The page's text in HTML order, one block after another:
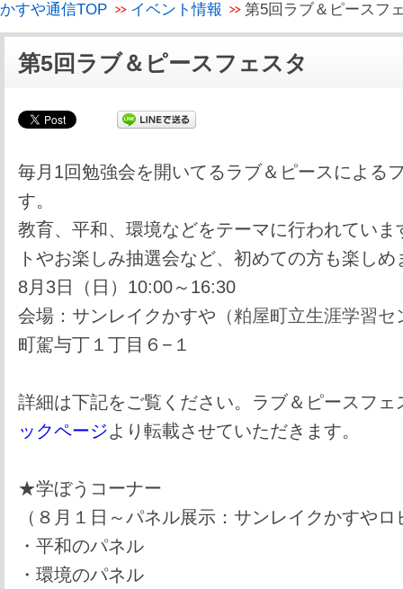
かすや通信TOP イベント情報 第5回ラブ＆ピースフ
第5回ラブ＆ピースフェスタ
毎月1回勉強会を開いてるラブ＆ピースによる
す。
教育、平和、環境などをテーマに行われていま
トやお楽しみ抽選会など、初めての方も楽しめ
8月3日（日）10:00～16:30
会場：サンレイクかすや （粕屋町立生涯学習
町駕与丁１丁目６−１
詳細は下記をご覧ください。ラブ＆ピースフェ
ックページより転載させていただきます。
★学ぼうコーナー
（８月１日～パネル展示：サンレイクかすやロ
・平和のパネル
・環境のパネル